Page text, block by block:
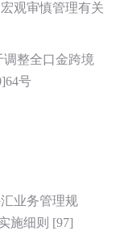
观审慎管理有关
调整全口金跨境
号
业务管理规
施细则 [97]